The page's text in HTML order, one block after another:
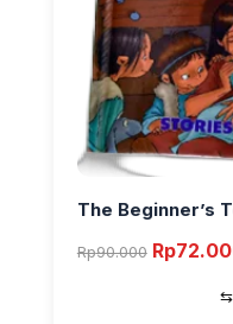
The Beginner’s
Rp90.000 Original
Rp
⇆